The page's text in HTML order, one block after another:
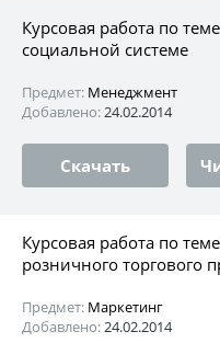
Курсовая работа по
социальной системе
Предмет: Менеджмент
Добавлено:24.02.2014
Скачать
Курсовая работа по
розничного торгового
Предмет: Маркетинг
Добавлено:24.02.2014